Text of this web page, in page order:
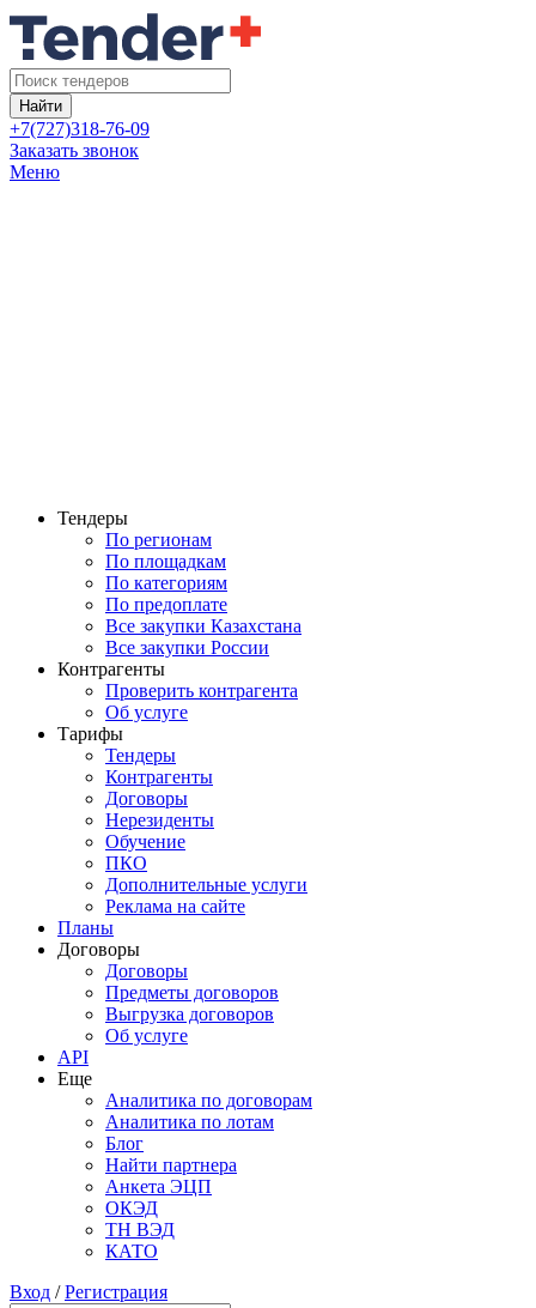
Найти
+7(727)318-76-09
Заказать звонок
Меню
Тендеры
По регионам
По площадкам
По категориям
По предоплате
Все закупки Казахстана
Все закупки России
Контрагенты
Проверить контрагента
Об услуге
Тарифы
Тендеры
Контрагенты
Договоры
Нерезиденты
Обучение
ПКО
Дополнительные услуги
Реклама на сайте
Планы
Договоры
Договоры
Предметы договоров
Выгрузка договоров
Об услуге
API
Еще
Аналитика по договорам
Аналитика по лотам
Блог
Найти партнера
Анкета ЭЦП
ОКЭД
ТН ВЭД
КАТО
Вход /Регистрация